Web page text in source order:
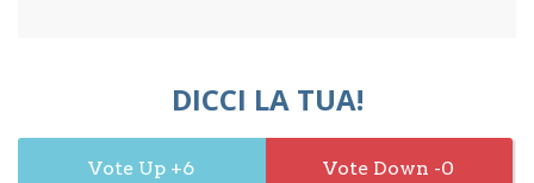
DICCI LA TUA!
6 0